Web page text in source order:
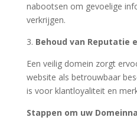
nabootsen om gevoelige
verkrijgen.
3. Behoud van Reputatie
Een veilig domein zorgt
website als betrouwbaar
is voor klantloyaliteit en
Stappen om uw